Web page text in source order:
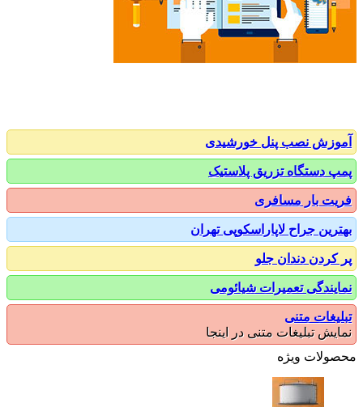
نصب پنل خورشیدی
دستگاه تزریق پلاستیک
بار مسافری
جراح لاپاراسکوپی تهران
دندان جلو
تعمیرات شیائومی
متنی
تبلیغات متنی در اینجا
ویژه